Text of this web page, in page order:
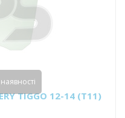
TIGGO 12-14 (T11)